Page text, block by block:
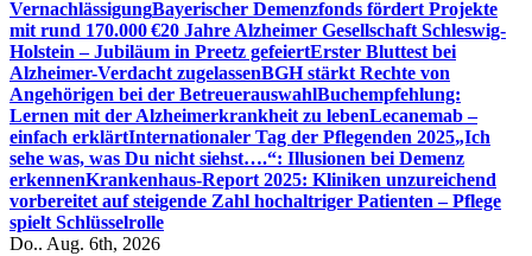
VernachlässigungBayerischer Demenzfonds fördert Projekte
mit rund 170.000 €20 Jahre Alzheimer Gesellschaft Schleswig-
Holstein – Jubiläum in Preetz gefeiertErster Bluttest bei
Alzheimer-Verdacht zugelassenBGH stärkt Rechte von
Angehörigen bei der BetreuerauswahlBuchempfehlung:
Lernen mit der Alzheimerkrankheit zu lebenLecanemab –
einfach erklärtInternationaler Tag der Pflegenden 2025„Ich
sehe was, was Du nicht siehst….“: Illusionen bei Demenz
erkennenKrankenhaus-Report 2025: Kliniken unzureichend
vorbereitet auf steigende Zahl hochaltriger Patienten – Pflege
spielt Schlüsselrolle
Do.. Aug. 6th, 2026